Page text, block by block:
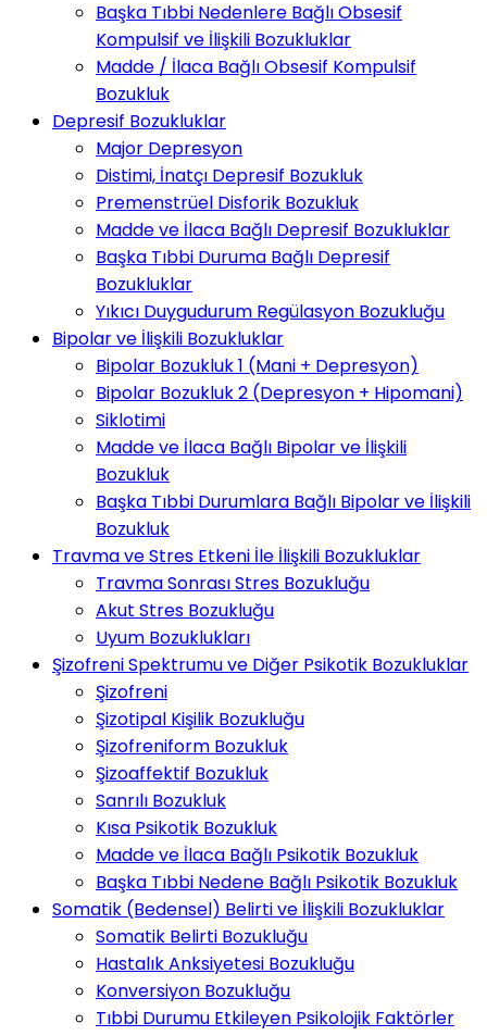
Başka Tıbbi Nedenlere Bağlı Obsesif
Kompulsif ve İlişkili Bozukluklar
Madde / İlaca Bağlı Obsesif Kompulsif
Bozukluk
Depresif Bozukluklar
Major Depresyon
Distimi, İnatçı Depresif Bozukluk
Premenstrüel Disforik Bozukluk
Madde ve İlaca Bağlı Depresif Bozukluklar
Başka Tıbbi Duruma Bağlı Depresif
Bozukluklar
Yıkıcı Duygudurum Regülasyon Bozukluğu
Bipolar ve İlişkili Bozukluklar
Bipolar Bozukluk 1 (Mani + Depresyon)
Bipolar Bozukluk 2 (Depresyon + Hipomani)
Siklotimi
Madde ve İlaca Bağlı Bipolar ve İlişkili
Bozukluk
Başka Tıbbi Durumlara Bağlı Bipolar ve İlişkili
Bozukluk
Travma ve Stres Etkeni İle İlişkili Bozukluklar
Travma Sonrası Stres Bozukluğu
Akut Stres Bozukluğu
Uyum Bozuklukları
Şizofreni Spektrumu ve Diğer Psikotik Bozukluklar
Şizofreni
Şizotipal Kişilik Bozukluğu
Şizofreniform Bozukluk
Şizoaffektif Bozukluk
Sanrılı Bozukluk
Kısa Psikotik Bozukluk
Madde ve İlaca Bağlı Psikotik Bozukluk
Başka Tıbbi Nedene Bağlı Psikotik Bozukluk
Somatik (Bedensel) Belirti ve İlişkili Bozukluklar
Somatik Belirti Bozukluğu
Hastalık Anksiyetesi Bozukluğu
Konversiyon Bozukluğu
Tıbbi Durumu Etkileyen Psikolojik Faktörler